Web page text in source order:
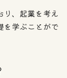
り、起業を考え
を学ぶことがで